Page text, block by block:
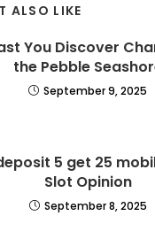
ALSO LIKE
You Discover
the Pebble
September 9, 2025
5 get 25
Slot Opinion
September 8, 2025